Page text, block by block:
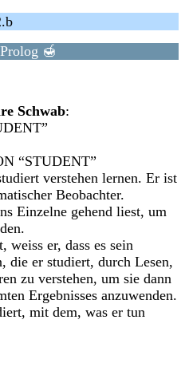
🍯
Schwab:
“STUDENT”
verstehen lernen. Er ist
Beobachter.
Einzelne gehend liest, um
weiss er, dass es sein
die er studiert, durch Lesen,
zu verstehen, um sie dann
Ergebnisses anzuwenden.
mit dem, was er tun